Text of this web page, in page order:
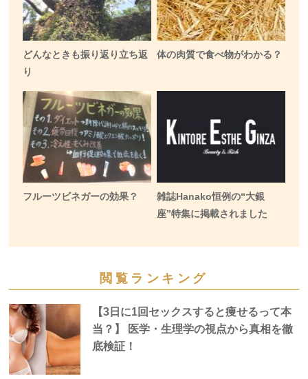
どんなときも振り返り立ち返
り
体の肉質で食べ物がわかる？
フルーツビネガーの効果？
雑誌Hanako恒例の“大銀
座”特集に掲載されました
閲覧ランキング
【3日に1回セックスすると痩せるって本
当？】 医学・生理学の視点から真相を徹
底検証！